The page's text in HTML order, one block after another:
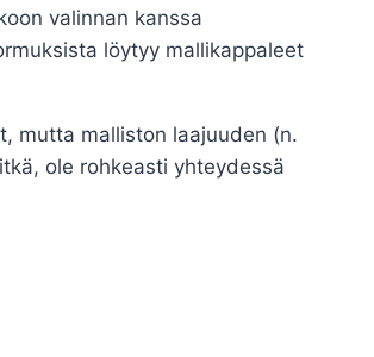
valinnan kanssa
löytyy mallikappaleet
mutta malliston laajuuden (n.
ole rohkeasti yhteydessä